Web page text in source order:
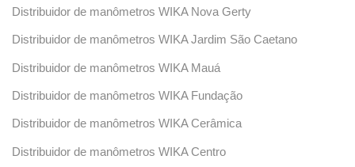
Distribuidor de manômetros WIKA Nova Gerty
Distribuidor de manômetros WIKA Jardim São Caetano
Distribuidor de manômetros WIKA Mauá
Distribuidor de manômetros WIKA Fundação
Distribuidor de manômetros WIKA Cerâmica
Distribuidor de manômetros WIKA Centro